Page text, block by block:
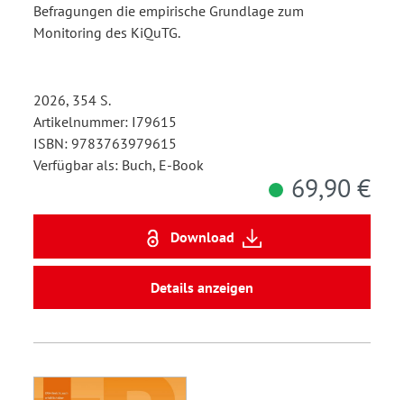
Befragungen die empirische Grundlage zum
Monitoring des KiQuTG.
2026, 354 S.
Artikelnummer: I79615
ISBN: 9783763979615
Verfügbar als: Buch, E-Book
69,90 €
Download
Details anzeigen